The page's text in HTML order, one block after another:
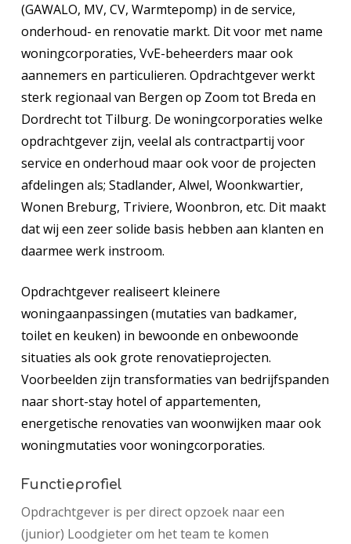
(GAWALO, MV, CV, Warmtepomp) in de service,
onderhoud- en renovatie markt. Dit voor met name
woningcorporaties, VvE-beheerders maar ook
aannemers en particulieren. Opdrachtgever werkt
sterk regionaal van Bergen op Zoom tot Breda en
Dordrecht tot Tilburg. De woningcorporaties welke
opdrachtgever zijn, veelal als contractpartij voor
service en onderhoud maar ook voor de projecten
afdelingen als; Stadlander, Alwel, Woonkwartier,
Wonen Breburg, Triviere, Woonbron, etc. Dit maakt
dat wij een zeer solide basis hebben aan klanten en
daarmee werk instroom.
Opdrachtgever realiseert kleinere
woningaanpassingen (mutaties van badkamer,
toilet en keuken) in bewoonde en onbewoonde
situaties als ook grote renovatieprojecten.
Voorbeelden zijn transformaties van bedrijfspanden
naar short-stay hotel of appartementen,
energetische renovaties van woonwijken maar ook
woningmutaties voor woningcorporaties.
Functieprofiel
Opdrachtgever is per direct opzoek naar een
(junior) Loodgieter om het team te komen